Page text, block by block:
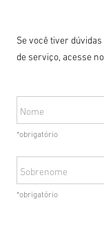
Se você tiver
de serviço, acesse
Nome
*obrigatório
Sobrenome
*obrigatório